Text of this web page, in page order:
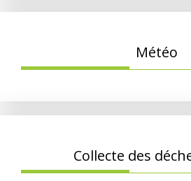
Météo
Collecte des